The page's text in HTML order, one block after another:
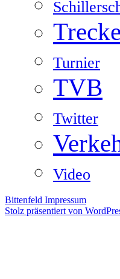
Turnier
TVB
Twitter
Video
Bittenfeld Impressum
Stolz präsentiert von